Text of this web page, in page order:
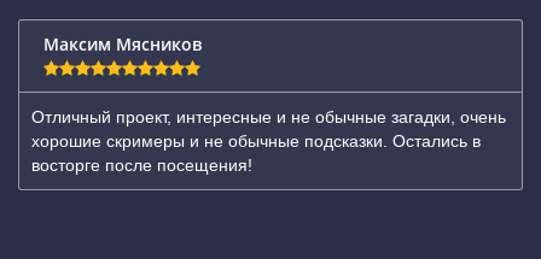
Максим Мясников
Отличный проект, интересные и не обычные загадки, очень
хорошие скримеры и не обычные подсказки. Остались в
восторге после посещения!